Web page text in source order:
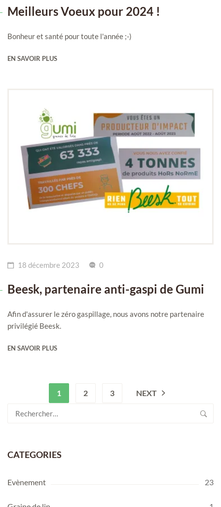
Meilleurs Voeux pour 2024 !
Bonheur et santé pour toute l'année ;-)
EN SAVOIR PLUS
18 décembre 2023 0
Beesk, partenaire anti-gaspi de Gumi
Afin d'assurer le zéro gaspillage, nous avons notre partenaire
privilégié Beesk.
EN SAVOIR PLUS
1 2 3
NEXT
Rechercher :
CATEGORIES
Evènement 23